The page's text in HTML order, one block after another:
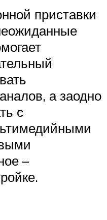
приставки
а заодно
с
–